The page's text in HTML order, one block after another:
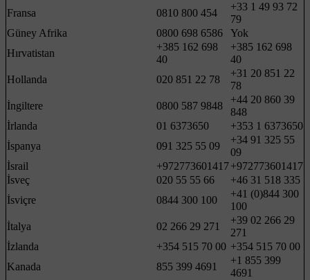
Fransa
0810 800 454
+33 1 49 93 72
79
Güney Afrika
0800 698 6586
Yok
Hırvatistan
+385 162 698
40
+385 162 698
40
Hollanda
020 851 22 78
+31 20 851 22
78
İngiltere
0800 587 9848
+44 20 860 39
848
İrlanda
01 6373650
+353 1 6373650
İspanya
091 325 55 09
+34 91 325 55
09
İsrail
+972773601417+972773601417
İsveç
020 55 55 66
+46 31 518 335
İsviçre
0844 300 100
+41 (0)844 300
100
İtalya
02 266 29 271
+39 02 266 29
271
İzlanda
+354 515 70 00 +354 515 70 00
Kanada
855 399 4691
+1 855 399
4691